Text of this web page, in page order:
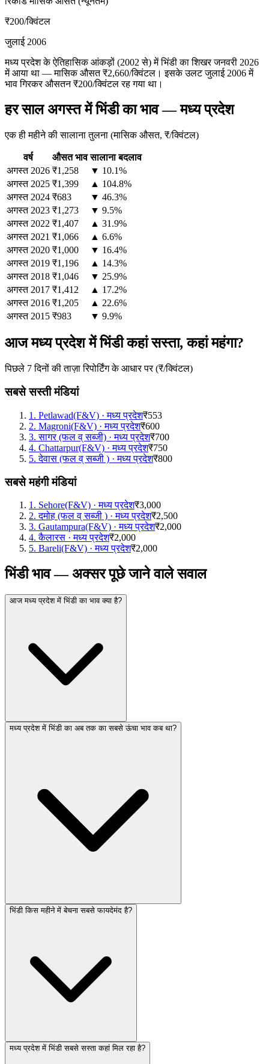
₹200/क्विंटल
जुलाई 2006
मध्य प्रदेश के ऐतिहासिक आंकड़ों (2002 से) में भिंडी का शिखर जनवरी 2026
में आया था — मासिक औसत ₹2,660/क्विंटल। इसके उलट जुलाई 2006 में
भाव गिरकर औसतन ₹200/क्विंटल रह गया था।
हर साल अगस्त में भिंडी का भाव — मध्य प्रदेश
एक ही महीने की सालाना तुलना (मासिक औसत, ₹/क्विंटल)
वर्ष औसत भाव सालाना बदलाव
अगस्त 2026 ₹1,258
▼ 10.1%
अगस्त 2025 ₹1,399
▲ 104.8%
अगस्त 2024 ₹683
▼ 46.3%
अगस्त 2023 ₹1,273
▼ 9.5%
अगस्त 2022 ₹1,407
▲ 31.9%
अगस्त 2021 ₹1,066
▲ 6.6%
अगस्त 2020 ₹1,000
▼ 16.4%
अगस्त 2019 ₹1,196
▲ 14.3%
अगस्त 2018 ₹1,046
▼ 25.9%
अगस्त 2017 ₹1,412
▲ 17.2%
अगस्त 2016 ₹1,205
▲ 22.6%
अगस्त 2015 ₹983 ▼ 9.9%
आज मध्य प्रदेश में भिंडी कहां सस्ता, कहां महंगा?
पिछले 7 दिनों की ताज़ा रिपोर्टिंग के आधार पर (₹/क्विंटल)
सबसे सस्ती मंडियां
1 . Petlawad(F&V) ·मध्य प्रदेश₹553
2. Magroni(F&V) ·मध्य प्रदेश₹600
3.सागर (फल व् सब्जी) ·मध्य प्रदेश₹700
4. Chattarpur(F&V) ·मध्य प्रदेश₹750
5.देवास (फल व् सब्जी ) ·मध्य प्रदेश₹800
सबसे महंगी मंडियां
1 . Sehore(F&V) ·मध्य प्रदेश₹3,000
2.दमोह (फल व् सब्जी ) ·मध्य प्रदेश₹2,500
3. Gautampura(F&V) ·मध्य प्रदेश₹2,000
4.कैलारस ·मध्य प्रदेश₹2,000
5. Bareli(F&V) ·मध्य प्रदेश₹2,000
भिंडी भाव — अक्सर पूछे जाने वाले सवाल
आज मध्य प्रदेश में भिंडी का भाव क्या है?
मध्य प्रदेश में भिंडी का अब तक का सबसे ऊंचा भाव कब था?
भिंडी किस महीने में बेचना सबसे फायदेमंद है?
मध्य प्रदेश में भिंडी सबसे सस्ता कहां मिल रहा है?